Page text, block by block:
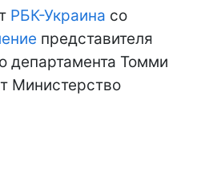
РБК-Украина со
представителя
департамента Томми
Министерство